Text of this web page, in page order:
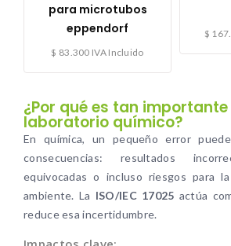
para microtubos
eppendorf
$ 83.300 IVA Incluido
$
¿Por qué es tan importante
laboratorio químico?
En química, un pequeño error
consecuencias: resultados
equivocadas o incluso riesgos para
ambiente. La ISO/IEC 17025 actúa
reduce esa incertidumbre.